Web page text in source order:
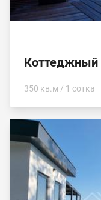
Коттеджный
350 кв.м / 1 сотка